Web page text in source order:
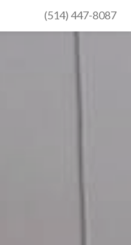
(514) 447-8087